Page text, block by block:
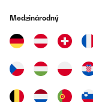
je fais toujours
ca va venir il
Bruges
Preložiť
Medzinárodný